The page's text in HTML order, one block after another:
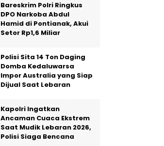
Bareskrim Polri Ringkus
DPO Narkoba Abdul
Hamid di Pontianak, Akui
Setor Rp1,6 Miliar
Polisi Sita 14 Ton Daging
Domba Kedaluwarsa
Impor Australia yang Siap
Dijual Saat Lebaran
Kapolri Ingatkan
Ancaman Cuaca Ekstrem
Saat Mudik Lebaran 2026,
Polisi Siaga Bencana